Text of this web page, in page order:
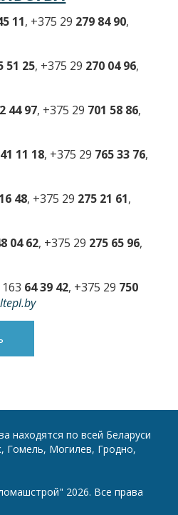
11, +375 29 279 84 90,
51 25, +375 29 270 04 96,
44 97, +375 29 701 58 86,
41 11 18, +375 29 765 33 76,
48, +375 29 275 21 61,
04 62, +375 29 275 65 96,
64 39 42, +375 29 750
находятся по всей Беларуси
Гомель, Могилев, Гродно,
2026. Все права